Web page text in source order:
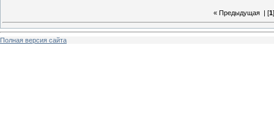
« Предыдущая| [1
Полная версия сайта